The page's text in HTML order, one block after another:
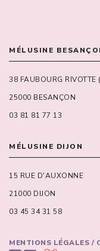
MÉLUSINE
38 FAUBOURG RIVOTTE
25000 BESANÇON
03 81 81 77 13
MÉLUSINE DIJON
15 RUE D'AUXONNE
21000 DIJON
03 45 34 31 58
MENTIONS LÉGALES /